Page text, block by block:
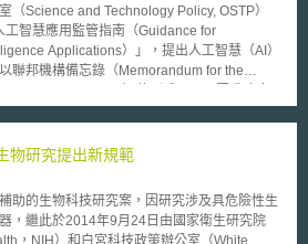
Science and Technology Policy, OSTP）
智慧應用監管指南（Guidance for
Applications）」，提出人工智慧（AI）
聯邦機構備忘錄（Memorandum for the
案時，必須遵守這些原則。此舉是根據美國總
之一，旨在防止過度監管，以免扼殺AI創新
質；風險評估與管理；效益與成本分析；靈活
明；安全保障；跨部門協調。旨在實現三個目
物研究提出新規範
的生物科技研究案，因研究涉及具危險性生
，繼此於2014年9月24日由國家衛生研究院
，NIH）和白宮科技政策辦公室（White